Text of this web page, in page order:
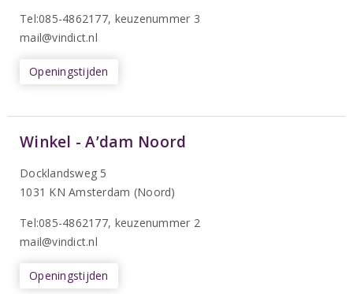
Tel:085-4862177, keuzenummer 3
mail@vindict.nl
Openingstijden
Winkel - A’dam Noord
Docklandsweg 5
1031 KN Amsterdam (Noord)
Tel:085-4862177, keuzenummer 2
mail@vindict.nl
Openingstijden